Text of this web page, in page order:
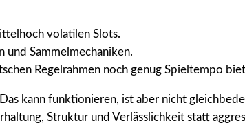
volatilen Slots.
Sammelmechaniken.
Regelrahmen noch genug Spieltempo
kann funktionieren, ist aber nicht
Struktur und Verlässlichkeit statt